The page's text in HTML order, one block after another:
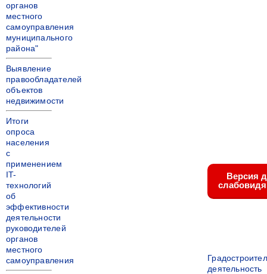
органов
местного
самоуправления
муниципального
района"
Выявление
правообладателей
объектов
недвижимости
Итоги
опроса
населения
с
применением
IT-
технологий
об
эффективности
деятельности
руководителей
органов
местного
самоуправления
Версия
деятельность